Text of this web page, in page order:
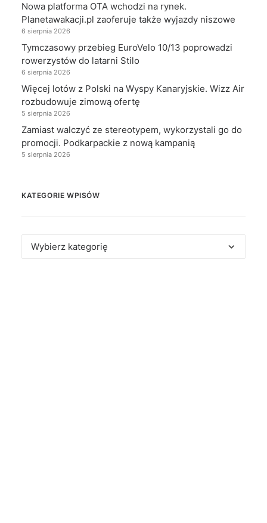
Nowa platforma OTA wchodzi na rynek.
Planetawakacji.pl zaoferuje także wyjazdy niszowe
6 sierpnia 2026
Tymczasowy przebieg EuroVelo 10/13 poprowadzi
rowerzystów do latarni Stilo
6 sierpnia 2026
Więcej lotów z Polski na Wyspy Kanaryjskie. Wizz Air
rozbudowuje zimową ofertę
5 sierpnia 2026
Zamiast walczyć ze stereotypem, wykorzystali go do
promocji. Podkarpackie z nową kampanią
5 sierpnia 2026
KATEGORIE WPISÓW
Kategorie